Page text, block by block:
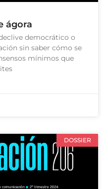
ágora
democrático o
sin saber cómo se
mínimos que
DOSSIER